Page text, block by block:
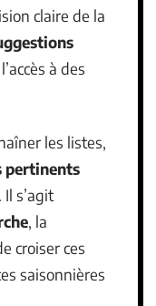
claire de la
à des
les listes,
pertinents
s’agit
, la
croiser ces
saisonnières